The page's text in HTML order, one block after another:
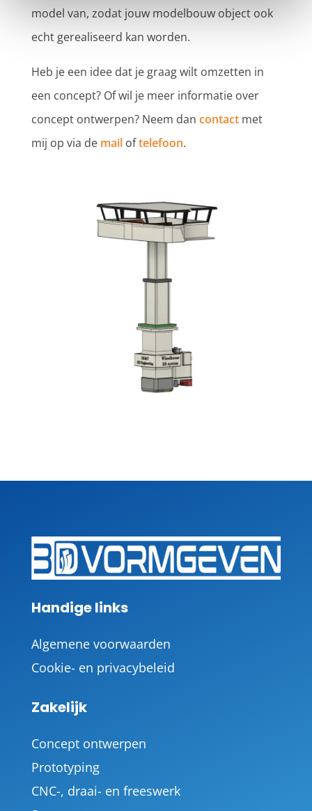
model van, zodat jouw modelbouw object ook
echt gerealiseerd kan worden.
Heb je een idee dat je graag wilt omzetten in
een concept? Of wil je meer informatie over
concept ontwerpen? Neem dan contactmet
mij op via de mailoftelefoon.
Handige links
Algemene voorwaarden
Cookie- en privacybeleid
Zakelijk
Concept ontwerpen
Prototyping
CNC-, draai- en freeswerk